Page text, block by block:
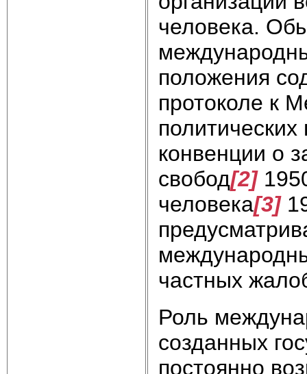
человека.
положения
протоколе к
политических
конвенции о
свобод[2]
человека[3]
частных
Роль
созданных
постоянно